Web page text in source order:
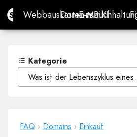
Site.proWebbauskasten mit KI
Webbauskasten mit KI
Domains
Domains
E-Mail
E-Mail
Kategorie
Was ist der Lebenszyklus eines
FAQ › Domains › Einkauf